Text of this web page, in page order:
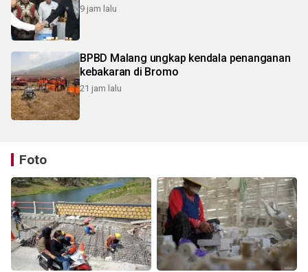
9 jam lalu
BPBD Malang ungkap kendala penanganan
kebakaran di Bromo
21 jam lalu
Foto